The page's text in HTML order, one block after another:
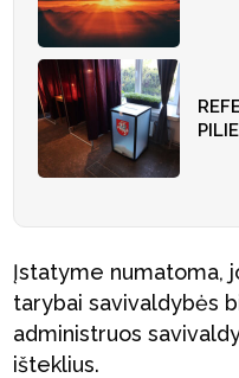
Įstatyme numatoma,
tarybai savivaldybės
administruos
išteklius.